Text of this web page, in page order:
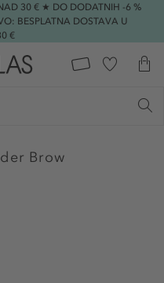
30 € ★ DO DODATNIH -6 %
BESPLATNA DOSTAVA U
€
Brow